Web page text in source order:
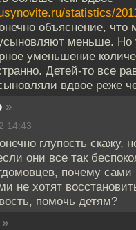
statistics/
объяснение, что
меньше. Но
уменьшение
Детей-то все
вдвое реже
»
14:43
глупость скажу,
они все так
почему сами
не хотят
помочь детям?
»